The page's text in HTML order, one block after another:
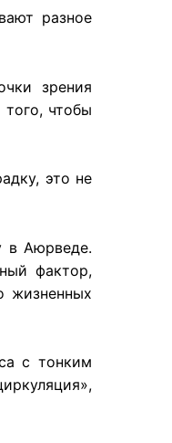
разное
зрения
чтобы
это не
в Аюрведе.
фактор,
жизненных
с тонким